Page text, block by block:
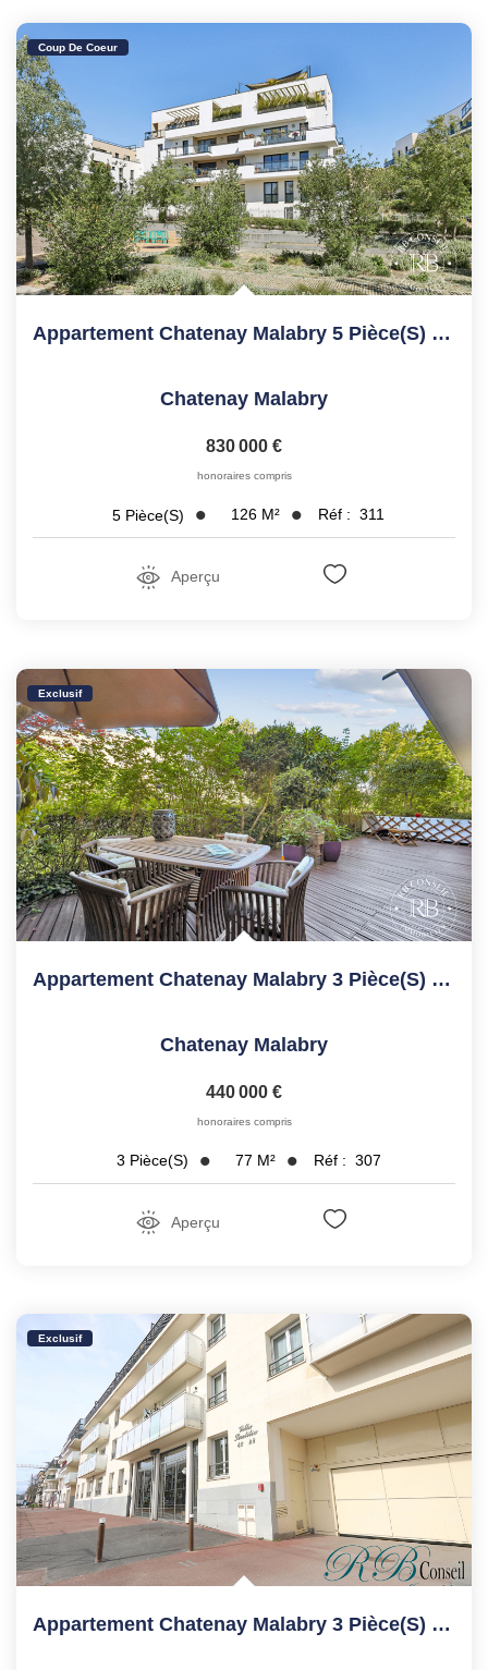
Coup De Coeur
Appartement Chatenay Malabry 5 Pièce(s) 126 M2
Chatenay Malabry
830 000 €
honoraires compris
5 Pièce(s) 126 M² Réf : 311
Aperçu
Exclusif
Appartement Chatenay Malabry 3 Pièce(s) 77.27 M2
Chatenay Malabry
440 000 €
honoraires compris
3 Pièce(s) 77 M² Réf : 307
Aperçu
Exclusif
Appartement Chatenay Malabry 3 Pièce(s) 53.23 M2